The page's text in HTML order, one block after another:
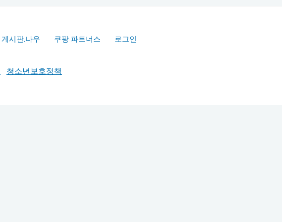
게시판.나우 쿠팡 파트너스 로그인
청소년보호정책